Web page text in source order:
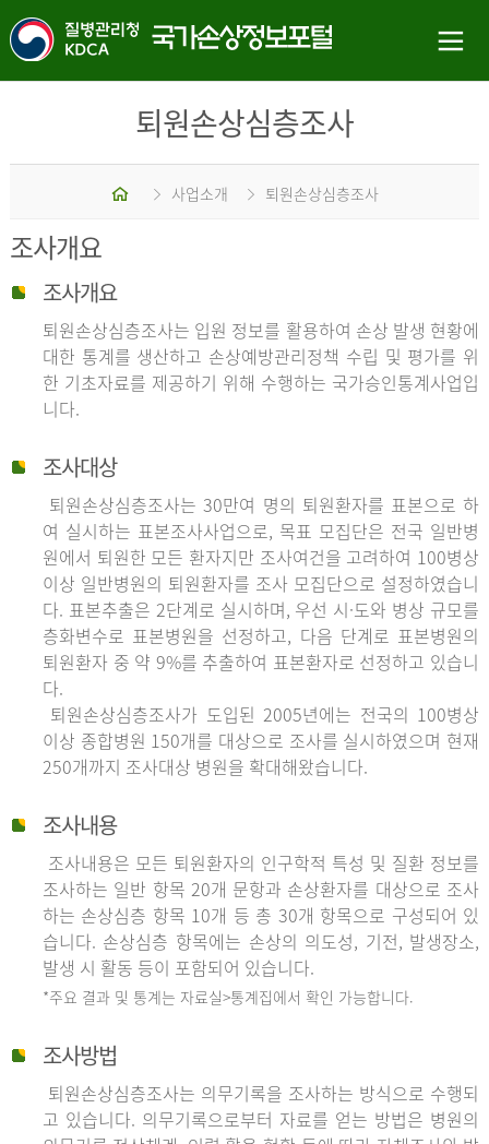
퇴원손상심층조사
홈 사업소개 퇴원손상심층조사
조사개요
조사개요
퇴원손상심층조사는 입원 정보를 활용하여 손상 발생 현황에
대한 통계를 생산하고 손상예방관리정책 수립 및 평가를 위
한 기초자료를 제공하기 위해 수행하는 국가승인통계사업입
니다.
조사대상
퇴원손상심층조사는 30만여 명의 퇴원환자를 표본으로 하
여 실시하는 표본조사사업으로, 목표 모집단은 전국 일반병
원에서 퇴원한 모든 환자지만 조사여건을 고려하여 100병상
이상 일반병원의 퇴원환자를 조사 모집단으로 설정하였습니
다. 표본추출은 2단계로 실시하며, 우선 시·도와 병상 규모를
층화변수로 표본병원을 선정하고, 다음 단계로 표본병원의
퇴원환자 중 약 9%를 추출하여 표본환자로 선정하고 있습니
다.
퇴원손상심층조사가 도입된 2005년에는 전국의 100병상
이상 종합병원 150개를 대상으로 조사를 실시하였으며 현재
250개까지 조사대상 병원을 확대해왔습니다.
조사내용
조사내용은 모든 퇴원환자의 인구학적 특성 및 질환 정보를
조사하는 일반 항목 20개 문항과 손상환자를 대상으로 조사
하는 손상심층 항목 10개 등 총 30개 항목으로 구성되어 있
습니다. 손상심층 항목에는 손상의 의도성, 기전, 발생장소,
발생 시 활동 등이 포함되어 있습니다.
*주요 결과 및 통계는 자료실>통계집에서 확인 가능합니다.
조사방법
퇴원손상심층조사는 의무기록을 조사하는 방식으로 수행되
고 있습니다. 의무기록으로부터 자료를 얻는 방법은 병원의